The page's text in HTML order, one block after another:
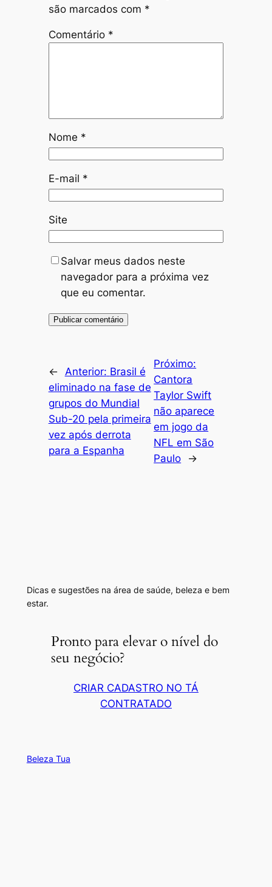
são marcados com *
Comentário *
Nome *
E-mail *
Site
Salvar meus dados neste
navegador para a próxima vez
que eu comentar.
← Anterior: Brasil é
eliminado na fase de
grupos do Mundial
Sub-20 pela primeira
vez após derrota
para a Espanha
Próximo:
Cantora
Taylor Swift
não aparece
em jogo da
NFL em São
Paulo
→
Dicas e sugestões na área de saúde, beleza e bem
estar.
Pronto para elevar o nível do
seu negócio?
CRIAR CADASTRO NO TÁ
CONTRATADO
Beleza Tua